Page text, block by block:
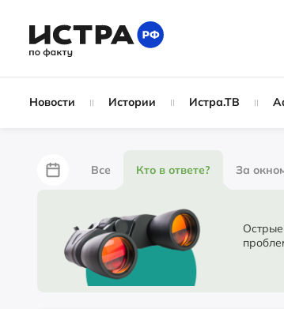
Новости Истории Истра.ТВ
Все Кто в ответе? За
Не по лжи!
Партнёрский материал
Острые